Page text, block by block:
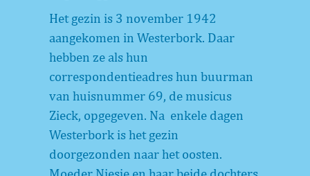
Het gezin is 3 november 1942
aangekomen in Westerbork. Daar
hebben ze als hun
correspondentieadres hun buurman
van huisnummer 69, de musicus
Zieck, opgegeven. Na enkele dagen
Westerbork is het gezin
doorgezonden naar het oosten.